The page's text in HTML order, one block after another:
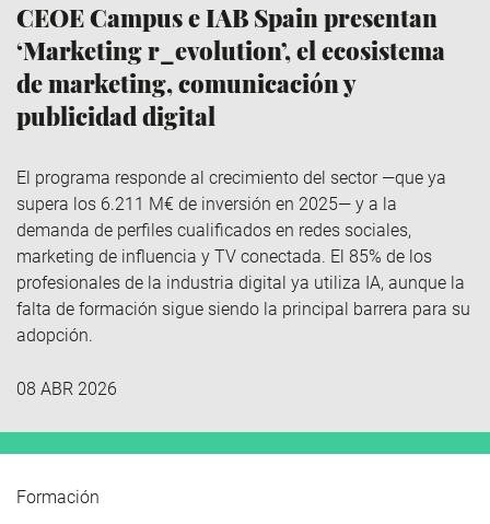
CEOE Campus e IAB Spain presentan
‘Marketing r_evolution’, el ecosistema
de marketing, comunicación y
publicidad digital
El programa responde al crecimiento del sector —que ya
supera los 6.211 M€ de inversión en 2025— y a la
demanda de perfiles cualificados en redes sociales,
marketing de influencia y TV conectada. El 85% de los
profesionales de la industria digital ya utiliza IA, aunque la
falta de formación sigue siendo la principal barrera para su
adopción.
08 ABR 2026
Formación